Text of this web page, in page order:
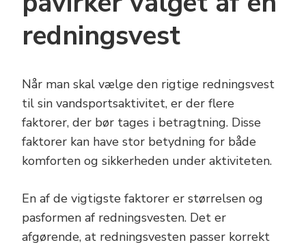
redningsvest
Når man skal vælge den rigtige redningsvest
til sin vandsportsaktivitet, er der flere
faktorer, der bør tages i betragtning. Disse
faktorer kan have stor betydning for både
komforten og sikkerheden under aktiviteten.
En af de vigtigste faktorer er størrelsen og
pasformen af redningsvesten. Det er
afgørende, at redningsvesten passer korrekt